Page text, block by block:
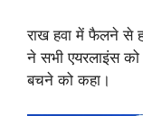
राख हवा में फैलने से
ने सभी एयरलाइंस को
बचने को कहा।